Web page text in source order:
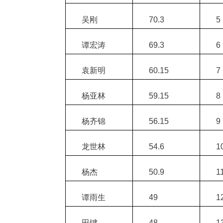
吴刚 70.3 5
谭宏涛 69.3 6
袁新明 60.15 7
杨亚林 59.15 8
杨齐锦 56.15 9
龙世林 54.6
杨杰 50.9
谭雨生 49